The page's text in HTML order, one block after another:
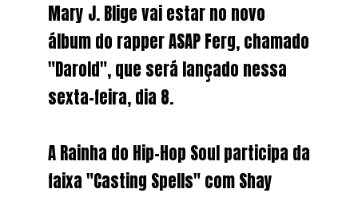
Mary J. Blige vai estar no novo
álbum do rapper ASAP Ferg, chamado
"Darold", que será lançado nessa
sexta-feira, dia 8.
A Rainha do Hip-Hop Soul participa da
faixa "Casting Spells" com Shay